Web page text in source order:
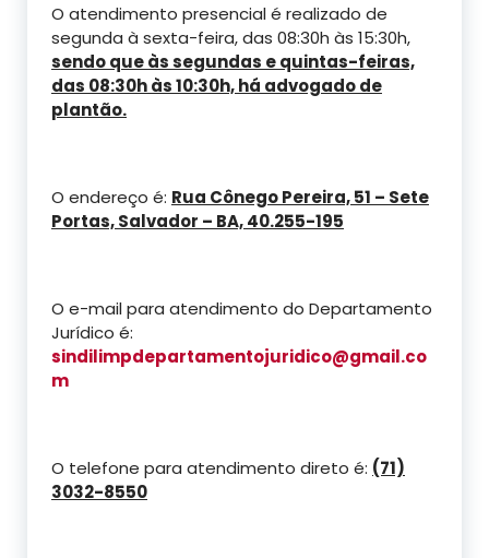
O atendimento presencial é realizado de
segunda à sexta-feira, das 08:30h às 15:30h,
sendo que às segundas e quintas-feiras,
das 08:30h às 10:30h, há advogado de
plantão.
O endereço é: Rua Cônego Pereira, 51 – Sete
Portas, Salvador – BA, 40.255-195
O e-mail para atendimento do Departamento
Jurídico é:
sindilimpdepartamentojuridico@gmail.co
m
O telefone para atendimento direto é: (71)
3032-8550